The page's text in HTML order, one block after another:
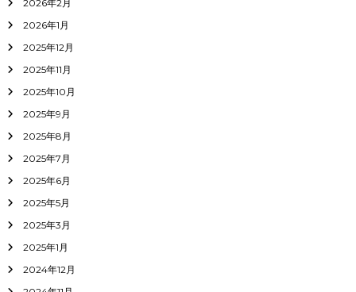
2026年2月
2026年1月
2025年12月
2025年11月
2025年10月
2025年9月
2025年8月
2025年7月
2025年6月
2025年5月
2025年3月
2025年1月
2024年12月